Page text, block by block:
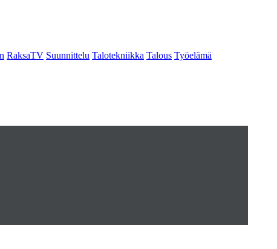
RaksaTV Suunnittelu Talotekniikka Talous Työelämä